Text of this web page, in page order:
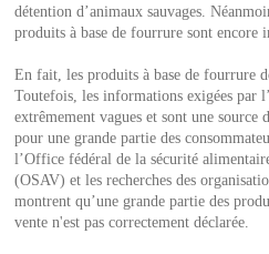
détention d’animaux sauvages.
produits à base de fourrure sont encore
En fait, les produits à base de fourrure
Toutefois, les informations exigées par
extrêmement vagues et sont une
pour une grande partie des
l’Office fédéral de la sécurité
(OSAV) et les recherches des
montrent qu’une grande partie des
vente n'est pas correctement déclarée.